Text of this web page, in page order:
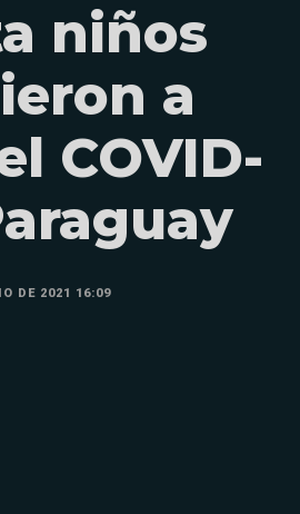
niños
a
COVID-
DE 2021 16:09